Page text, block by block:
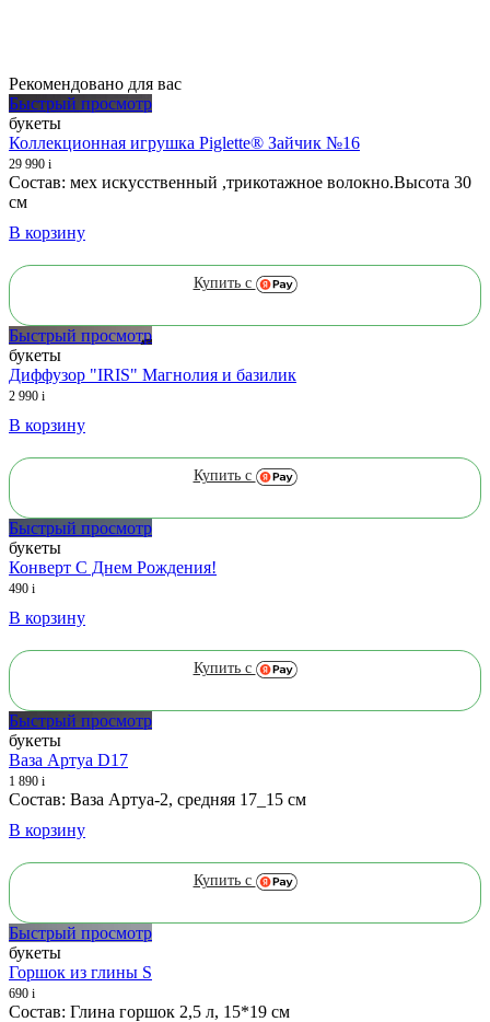
Рекомендовано для вас
Быстрый просмотр
букеты
Коллекционная игрушка Piglette® Зайчик №16
29 990 i
Состав: мех искусственный ,трикотажное волокно.Высота 30
см
В корзину
Купить с
Быстрый просмотр
букеты
Диффузор "IRIS" Магнолия и базилик
2 990 i
В корзину
Купить с
Быстрый просмотр
букеты
Конверт С Днем Рождения!
490 i
В корзину
Купить с
Быстрый просмотр
букеты
Ваза Артуа D17
1 890 i
Состав: Ваза Артуа-2, средняя 17_15 см
В корзину
Купить с
Быстрый просмотр
букеты
Горшок из глины S
690 i
Состав: Глина горшок 2,5 л, 15*19 см